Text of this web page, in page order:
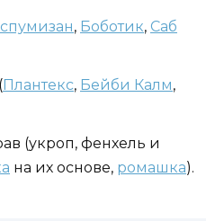
, Боботик, Саб
Плантекс, Бейби Калм,
(укроп, фенхель и
на их основе, ромашка).